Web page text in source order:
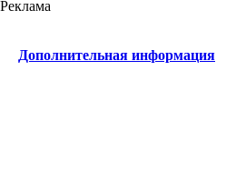
Реклама
Дополнительная информация